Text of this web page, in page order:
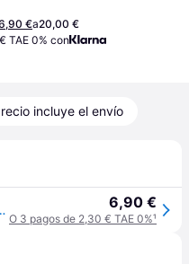
€a20,00 €
TAE 0% con
incluye el envío
real / blanco 6,90 €
O 3 pagos de 2,30 € TAE 0%¹